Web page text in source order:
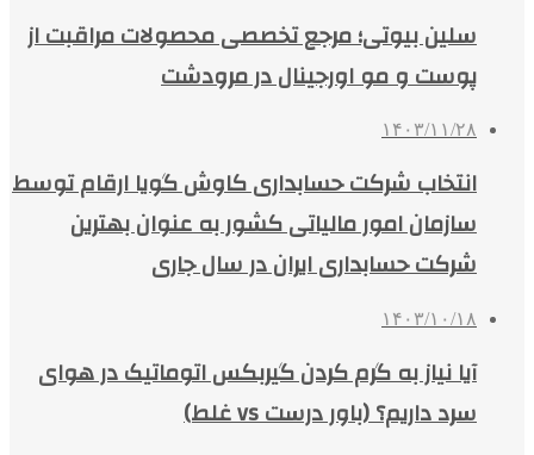
سلین بیوتی؛ مرجع تخصصی محصولات مراقبت از
پوست و مو اورجینال در مرودشت
۱۴۰۳/۱۱/۲۸
انتخاب شرکت حسابداری کاوش گویا ارقام توسط
سازمان امور مالیاتی کشور به عنوان بهترین
شرکت حسابداری ایران در سال جاری
۱۴۰۳/۱۰/۱۸
آیا نیاز به گرم کردن گیربکس اتوماتیک در هوای
سرد داریم؟ (باور درست vs غلط)